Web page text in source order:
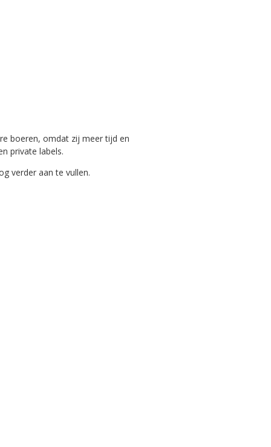
boeren, omdat zij meer tijd en
private labels.
verder aan te vullen.